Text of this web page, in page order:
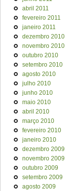
abril 2011
fevereiro 2011
janeiro 2011
dezembro 2010
novembro 2010
outubro 2010
setembro 2010
agosto 2010
julho 2010
junho 2010
maio 2010
abril 2010
março 2010
fevereiro 2010
janeiro 2010
dezembro 2009
novembro 2009
outubro 2009
setembro 2009
agosto 2009